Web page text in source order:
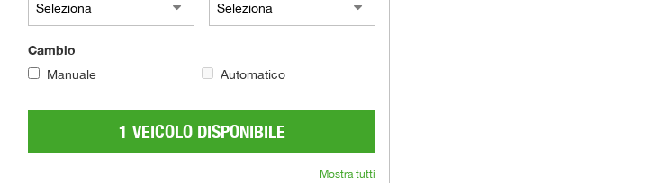
Cambio
Manuale Automatico
1 VEICOLO DISPONIBILE
Mostra tutti